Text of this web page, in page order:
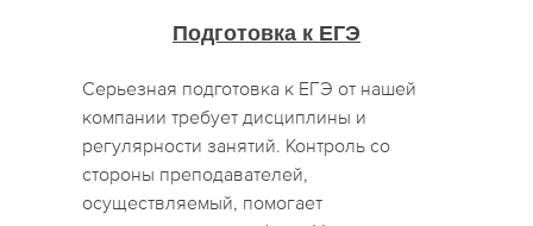
Подготовка к ЕГЭ
Серьезная подготовка к ЕГЭ от нашей
компании требует дисциплины и
регулярности занятий. Контроль со
стороны преподавателей,
осуществляемый, помогает